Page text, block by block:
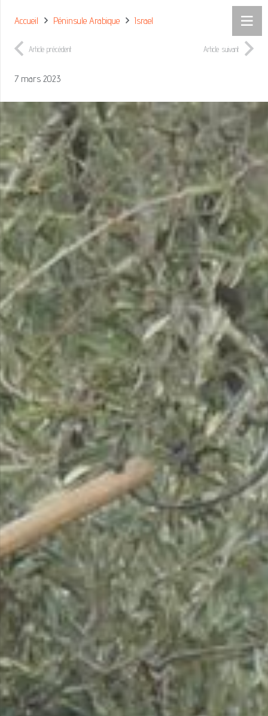
Accueil Péninsule Arabique Israel
Article précédent Article suivant
7 mars 2023